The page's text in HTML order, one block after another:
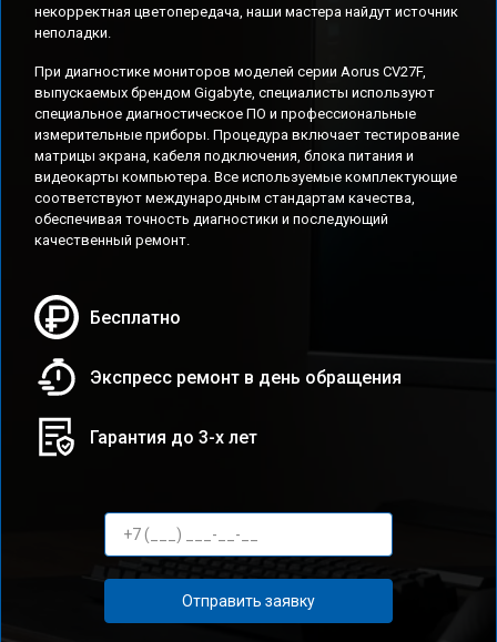
некорректная цветопередача, наши мастера найдут источник
неполадки.
При диагностике мониторов моделей серии Aorus CV27F,
выпускаемых брендом Gigabyte, специалисты используют
специальное диагностическое ПО и профессиональные
измерительные приборы. Процедура включает тестирование
матрицы экрана, кабеля подключения, блока питания и
видеокарты компьютера. Все используемые комплектующие
соответствуют международным стандартам качества,
обеспечивая точность диагностики и последующий
качественный ремонт.
Бесплатно
Экспресс ремонт в день обращения
Гарантия до 3-х лет
Отправить заявку